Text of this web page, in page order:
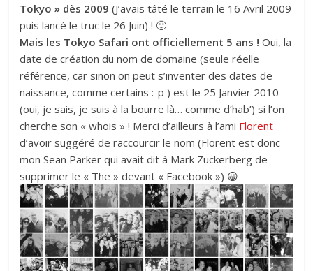
Tokyo » dès 2009 (J’avais tâté le terrain le 16 Avril 2009
puis lancé le truc le 26 Juin) ! 🙂
Mais les Tokyo Safari ont officiellement 5 ans ! Oui, la
date de création du nom de domaine (seule réelle
référence, car sinon on peut s’inventer des dates de
naissance, comme certains :-p ) est le 25 Janvier 2010
(oui, je sais, je suis à la bourre là… comme d’hab’) si l’on
cherche son « whois » ! Merci d’ailleurs à l’ami Florent
d’avoir suggéré de raccourcir le nom (Florent est donc
mon Sean Parker qui avait dit à Mark Zuckerberg de
supprimer le « The » devant « Facebook ») 😀